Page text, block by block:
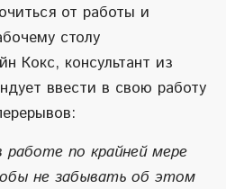
от работы и
столу
Кокс, консультант из
ввести в свою работу
по крайней мере
не забывать об этом